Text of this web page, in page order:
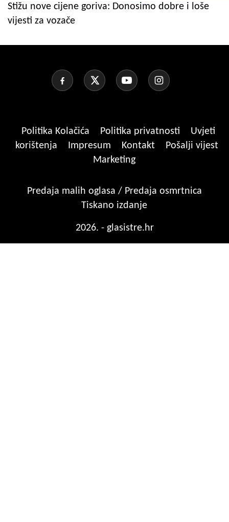
Stižu nove cijene goriva: Donosimo dobre i loše
vijesti za vozače
Politika Kolačića Politika privatnosti
Uvjeti
korištenja
Impresum Kontakt
Pošalji vijest
Marketing
Predaja malih oglasa / Predaja osmrtnica
Tiskano izdanje
2026. - glasistre.hr